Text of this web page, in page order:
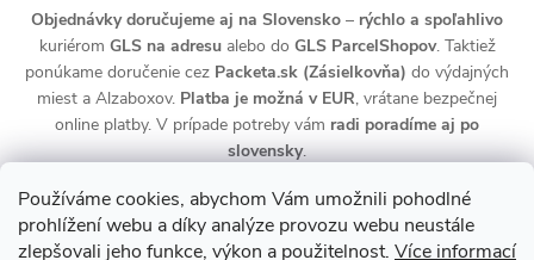
Používáme cookies, abychom Vám umožnili pohodlné
prohlížení webu a díky analýze provozu webu neustále
zlepšovali jeho funkce, výkon a použitelnost. Více informací
Objednávky doručujeme aj na Slovensko – rýchlo a spoľahlivo
kuriérom GLS na adresualebo do GLS ParcelShopov. Taktiež
ponúkame doručenie cez Packeta.sk (Zásielkovňa) do výdajných
miest a Alzaboxov. Platba je možná v EUR, vrátane bezpečnej
online platby. V prípade potreby vám radi poradíme aj po
slovensky.